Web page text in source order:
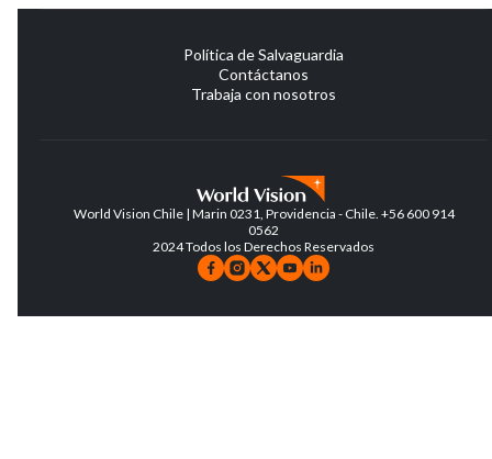
Política de Salvaguardia
Contáctanos
Trabaja con nosotros
World Vision Chile | Marin 0231, Providencia - Chile. +56 600 914
0562
2024 Todos los Derechos Reservados